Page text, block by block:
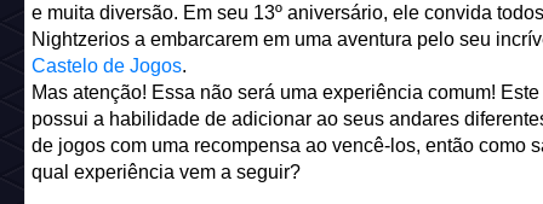
e muita diversão. Em seu 13º aniversário, ele convida
Nightzerios a embarcarem em uma aventura pelo seu
Castelo de Jogos.
Mas atenção! Essa não será uma experiência comum!
possui a habilidade de adicionar ao seus andares
de jogos com uma recompensa ao vencê-los, então como
qual experiência vem a seguir?